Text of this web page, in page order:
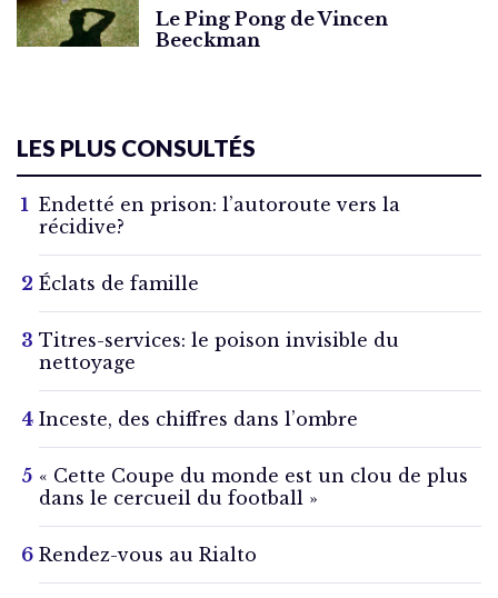
Le Ping Pong de Vincen
Beeckman
LES PLUS CONSULTÉS
Endetté en prison: l’autoroute vers la
récidive?
Éclats de famille
Titres-services: le poison invisible du
nettoyage
Inceste, des chiffres dans l’ombre
« Cette Coupe du monde est un clou de plus
dans le cercueil du football »
Rendez-vous au Rialto